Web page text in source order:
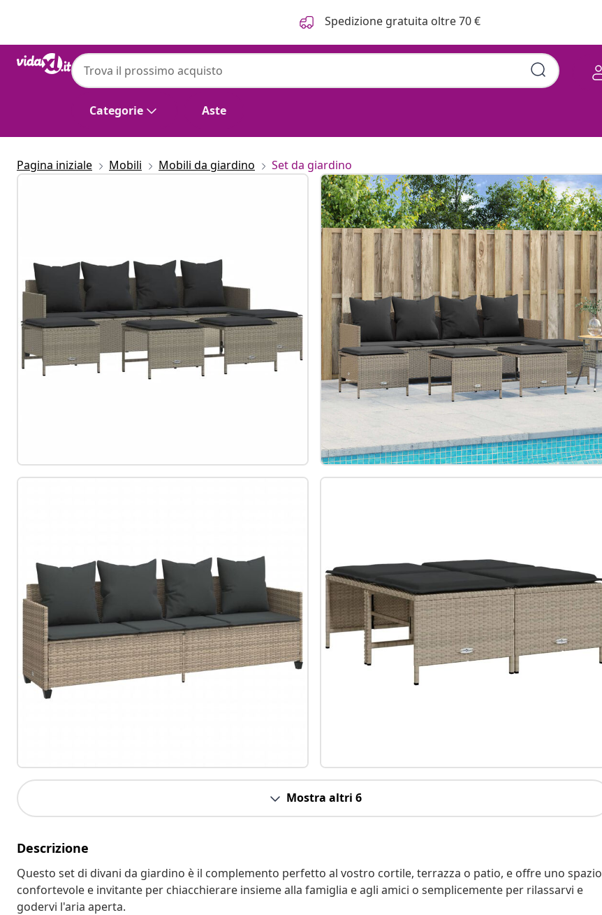
Spedizione gratuita oltre 70 €
Categorie Aste
Pagina iniziale Mobili Mobili da giardino Set da giardino
Mostra altri 6
Descrizione
Questo set di divani da giardino è il complemento perfetto al vostro cortile, terrazza o patio, e offre uno spazio
confortevole e invitante per chiacchierare insieme alla famiglia e agli amici o semplicemente per rilassarvi e
godervi l'aria aperta.